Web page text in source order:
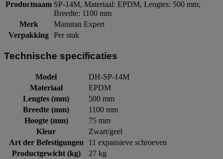
Productnaam SP-14M, Materiaal: EPDM, Lengtes: 500 mm,
Breedte: 1100 mm
Merk
Manutan Expert
Verpakking Per stuk
Technische specificaties
Model
DH-SP-14M
Materiaal
EPDM
Lengtes (mm)
500 mm
Breedte (mm)
1100 mm
Hoogte (mm)
75 mm
Kleur
Zwart/geel
Art der Befestigungen
11 expansieve schroeven
Productgewicht (kg)
27 kg